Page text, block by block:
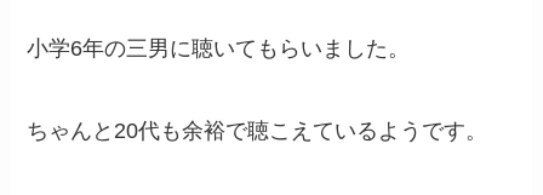
小学6年の三男に聴いてもらいました。
ちゃんと20代も余裕で聴こえているようです。